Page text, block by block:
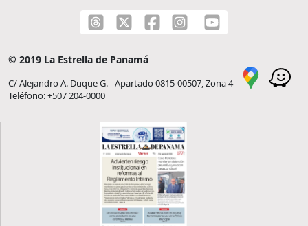
© 2019 La Estrella de Panamá
C/ Alejandro A. Duque G. - Apartado 0815-00507, Zona 4
Teléfono: +507 204-0000